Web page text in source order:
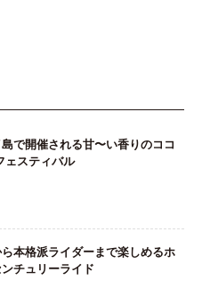
で開催される甘〜い香りのココ
ェスティバル
本格派ライダーまで楽しめるホ
チュリーライド